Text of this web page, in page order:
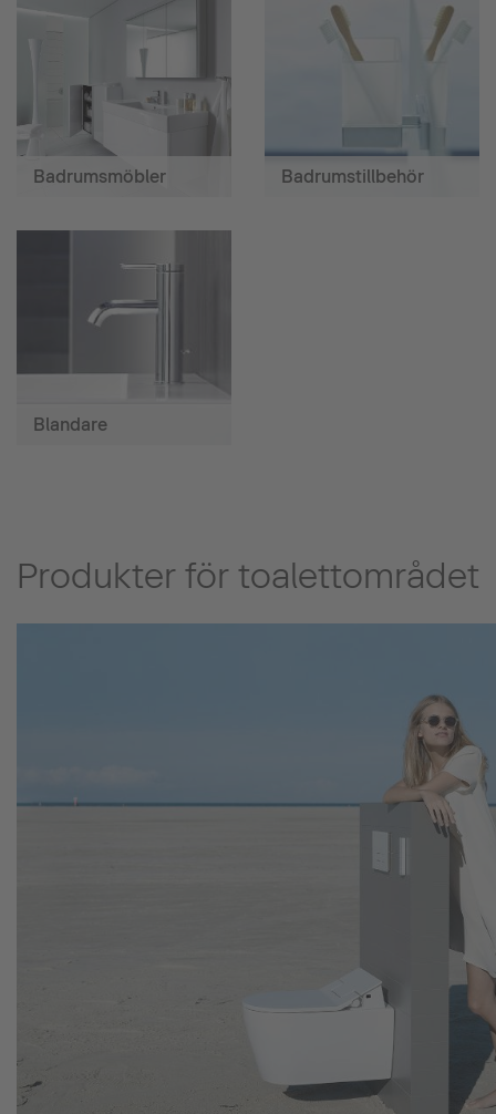
Badrumsmöbler Badrumstillbehör
Blandare
Produkter för toalettområdet